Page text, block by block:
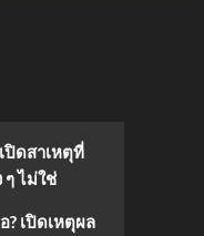
ปิดสาเหตุที่
ไม่ใช่
เปิดเหตุผล